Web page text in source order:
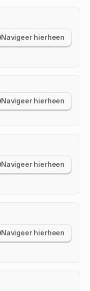
Navigeer hierheen
Navigeer hierheen
Navigeer hierheen
Navigeer hierheen